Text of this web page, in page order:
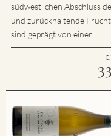
südwestlichen Abschluss
und zurückhaltende
sind geprägt von einer...